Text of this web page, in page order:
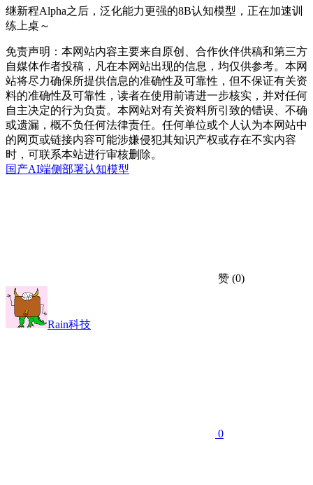
继新程Alpha之后，泛化能力更强的8B认知模型，正在加速训
练上桌～
免责声明：本网站内容主要来自原创、合作伙伴供稿和第三方
自媒体作者投稿，凡在本网站出现的信息，均仅供参考。本网
站将尽力确保所提供信息的准确性及可靠性，但不保证有关资
料的准确性及可靠性，读者在使用前请进一步核实，并对任何
自主决定的行为负责。本网站对有关资料所引致的错误、不确
或遗漏，概不负任何法律责任。任何单位或个人认为本网站中
的网页或链接内容可能涉嫌侵犯其知识产权或存在不实内容
时，可联系本站进行审核删除。
国产AI端侧部署认知模型
赞 (0)
Rain科技
0